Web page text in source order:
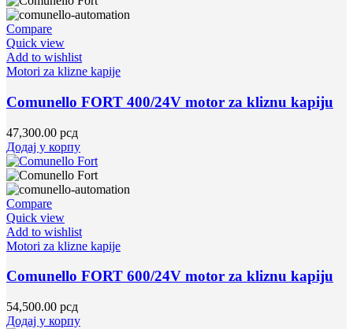
Compare
Quick view
Add to wishlist
Motori za klizne kapije
Comunello FORT 400/24V motor za kliznu kapiju
47,300.00 рсд
Додај у корпу
Compare
Quick view
Add to wishlist
Motori za klizne kapije
Comunello FORT 600/24V motor za kliznu kapiju
54,500.00 рсд
Додај у корпу